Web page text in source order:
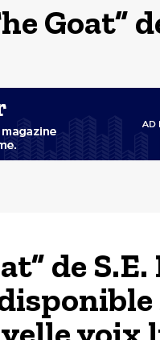
Goat”
de